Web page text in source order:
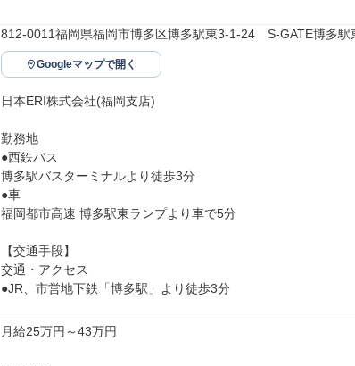
812-0011福岡県福岡市博多区博多駅東3-1-24　S-GATE博多駅
Googleマップで開く
日本ERI株式会社(福岡支店)
勤務地
●西鉄バス
博多駅バスターミナルより徒歩3分
●車
福岡都市高速 博多駅東ランプより車で5分
【交通手段】
交通・アクセス
●JR、市営地下鉄「博多駅」より徒歩3分
月給25万円～43万円